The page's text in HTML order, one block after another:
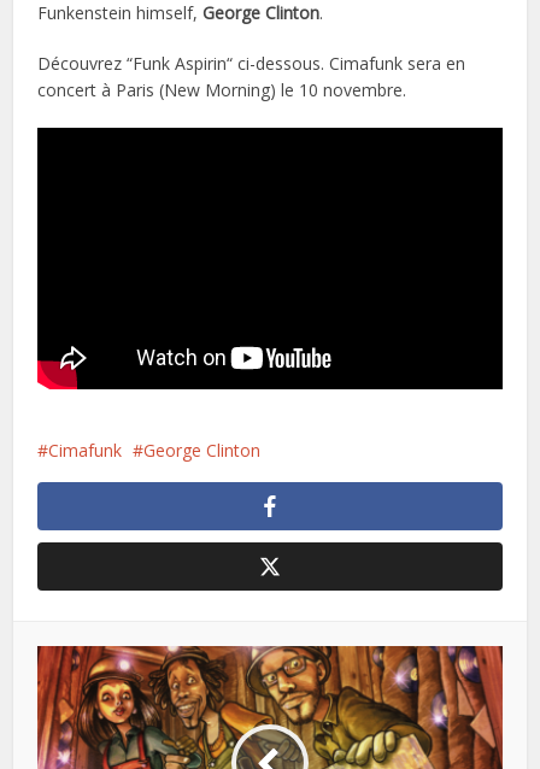
Funkenstein himself,George Clinton.
Découvrez “Funk Aspirin“ ci-dessous. Cimafunk sera en
concert à Paris (New Morning) le 10 novembre.
Cimafunk George Clinton